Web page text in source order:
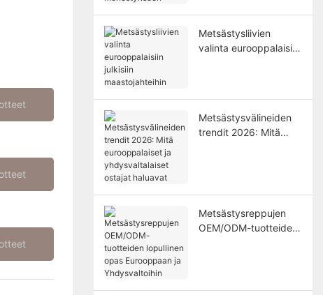
Metsästysliivien
valinta eurooppalaisiin
Metsästysvälineiden
trendit 2026: Mitä
Metsästysreppujen
OEM/ODM-tuotteiden